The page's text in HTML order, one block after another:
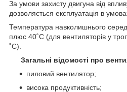
За умови захисту двигуна від
дозволяється експлуатація в
Температура навколишнього
плюс 40˚С (для вентиляторів у
˚С).
Загальні відомості про
пиловий вентилятор;
висока продуктивність;